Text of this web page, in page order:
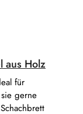
aus Holz
für
gerne